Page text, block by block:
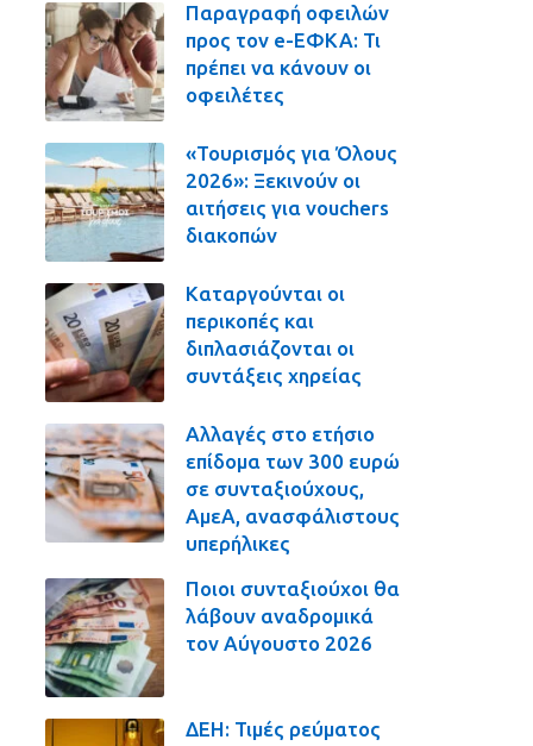
Παραγραφή οφειλών
προς τον e-ΕΦΚΑ: Τι
πρέπει να κάνουν οι
οφειλέτες
«Τουρισμός για Όλους
2026»: Ξεκινούν οι
αιτήσεις για vouchers
διακοπών
Καταργούνται οι
περικοπές και
διπλασιάζονται οι
συντάξεις χηρείας
Αλλαγές στο ετήσιο
επίδομα των 300 ευρώ
σε συνταξιούχους,
ΑμεΑ, ανασφάλιστους
υπερήλικες
Ποιοι συνταξιούχοι θα
λάβουν αναδρομικά
τον Αύγουστο 2026
ΔΕΗ: Τιμές ρεύματος